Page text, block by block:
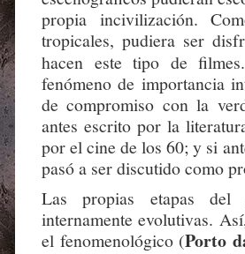
propia incivilización.
tropicales, pudiera ser
hacen este tipo de
fenómeno de importancia
de compromiso con la
antes escrito por la
por el cine de los 60; y si
pasó a ser discutido como
Las propias etapas del
internamente evolutivas.
el fenomenológico (Porto